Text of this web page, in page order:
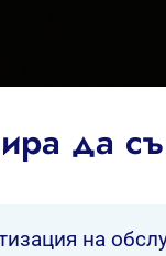
да
на